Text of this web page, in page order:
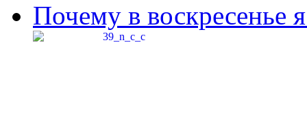
Почему в воскресенье